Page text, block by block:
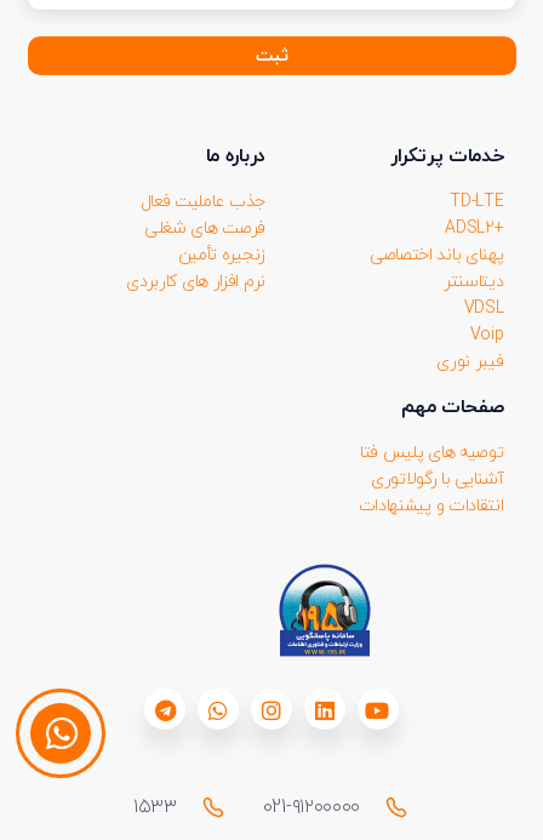
در
خبر
نامه
خدمات پرتکرار
TD-LTE
+ADSL2
پهنای باند اختصاصی
دیتاسنتر
VDSL
Voip
فیبر نوری
درباره ما
جذب عاملیت فعال
فرصت های شغلی
زنجیره تأمین
نرم افزار های کاربردی
صفحات مهم
توصیه های پلیس فتا
آشنایی با رگولاتوری
انتقادات و پیشنهادات
021-۹۱۲۰۰۰۰۰ ۱۵۳۳